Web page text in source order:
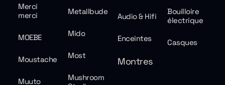
Merci
merci
Metallbude
Mido
MOEBE
Most
Moustache
Mushroom
Muuto
Bouilloire
électrique
Audio & Hifi
Enceintes Casques
Montres